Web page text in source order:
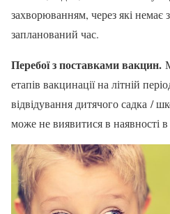
захворюванням, через які
запланований час.
Перебої з поставками вакцин.
етапів вакцинації на літній
відвідування дитячого садка /
може не виявитися в наявності